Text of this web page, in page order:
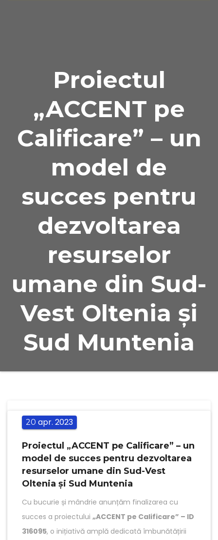
Proiectul
„ACCENT pe
Calificare” – un
model de
succes pentru
dezvoltarea
resurselor
umane din Sud-
Vest Oltenia și
Sud Muntenia
20 apr. 2023
Proiectul „ACCENT pe Calificare” – un
model de succes pentru dezvoltarea
resurselor umane din Sud-Vest
Oltenia și Sud Muntenia
Cu bucurie și mândrie anunțăm finalizarea cu
succes a proiectului „ACCENT pe Calificare” – ID
316095, o inițiativă amplă dedicată îmbunătățirii